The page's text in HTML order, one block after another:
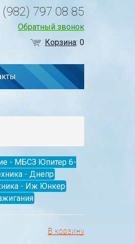
(982) 797 08 85
Обратный звонок
Корзина: 0
- МБСЗ Юпитер 6-
- Днепр
- Иж Юнкер